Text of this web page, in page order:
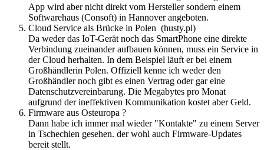
App wird aber nicht direkt vom Hersteller sondern einem
Softwarehaus (Consoft) in Hannover angeboten.
Cloud Service als Brücke in Polen (husty.pl)
Da weder das IoT-Gerät noch das SmartPhone eine direkte
Verbindung zueinander aufbauen können, muss ein Service in
der Cloud herhalten. In dem Beispiel läuft er bei einem
Großhändlerin Polen. Offiziell kenne ich weder den
Großhändler noch gibt es einen Vertrag oder gar eine
Datenschutzvereinbarung. Die Megabytes pro Monat
aufgrund der ineffektiven Kommunikation kostet aber Geld.
Firmware aus Osteuropa ?
Dann habe ich immer mal wieder "Kontakte" zu einem Server
in Tschechien gesehen. der wohl auch Firmware-Updates
bereit stellt.